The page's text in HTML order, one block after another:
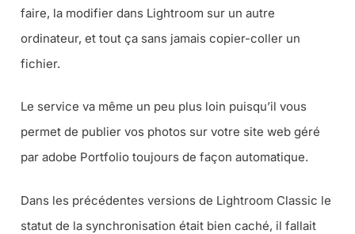
faire, la modifier dans Lightroom sur un autre
ordinateur, et tout ça sans jamais copier-coller un
fichier.
Le service va même un peu plus loin puisqu’il vous
permet de publier vos photos sur votre site web géré
par adobe Portfolio toujours de façon automatique.
Dans les précédentes versions de Lightroom Classic le
statut de la synchronisation était bien caché, il fallait